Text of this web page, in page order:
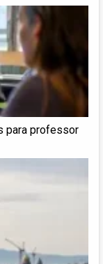
para professor